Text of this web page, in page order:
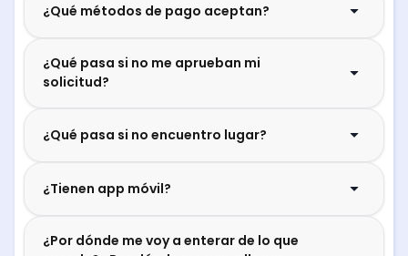
¿Qué métodos de pago aceptan?
¿Qué pasa si no me aprueban mi
solicitud?
¿Qué pasa si no encuentro lugar?
¿Tienen app móvil?
¿Por dónde me voy a enterar de lo que